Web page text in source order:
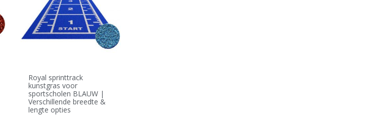
Royal sprinttrack
kunstgras voor
sportscholen BLAUW |
Verschillende breedte &
lengte opties